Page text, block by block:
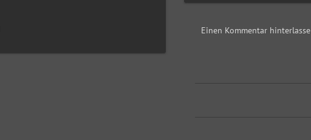
Einen Kommentar